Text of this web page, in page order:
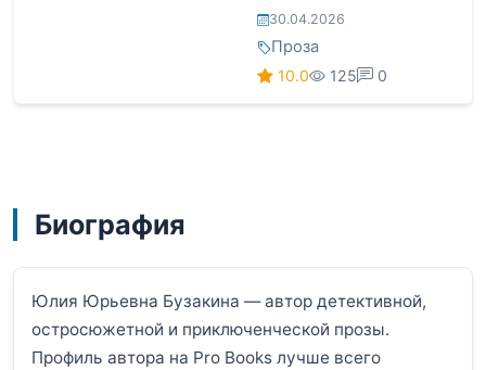
30.04.2026
Проза
10.0 125 0
Биография
Юлия Юрьевна Бузакина — автор детективной,
остросюжетной и приключенческой прозы.
Профиль автора на Pro Books лучше всего